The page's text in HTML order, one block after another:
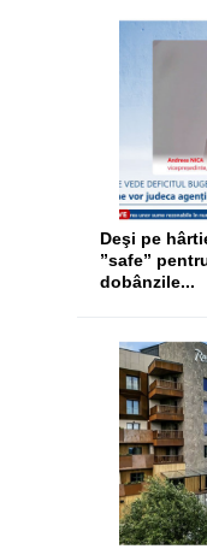
Deşi pe
”safe”
dobânzile...